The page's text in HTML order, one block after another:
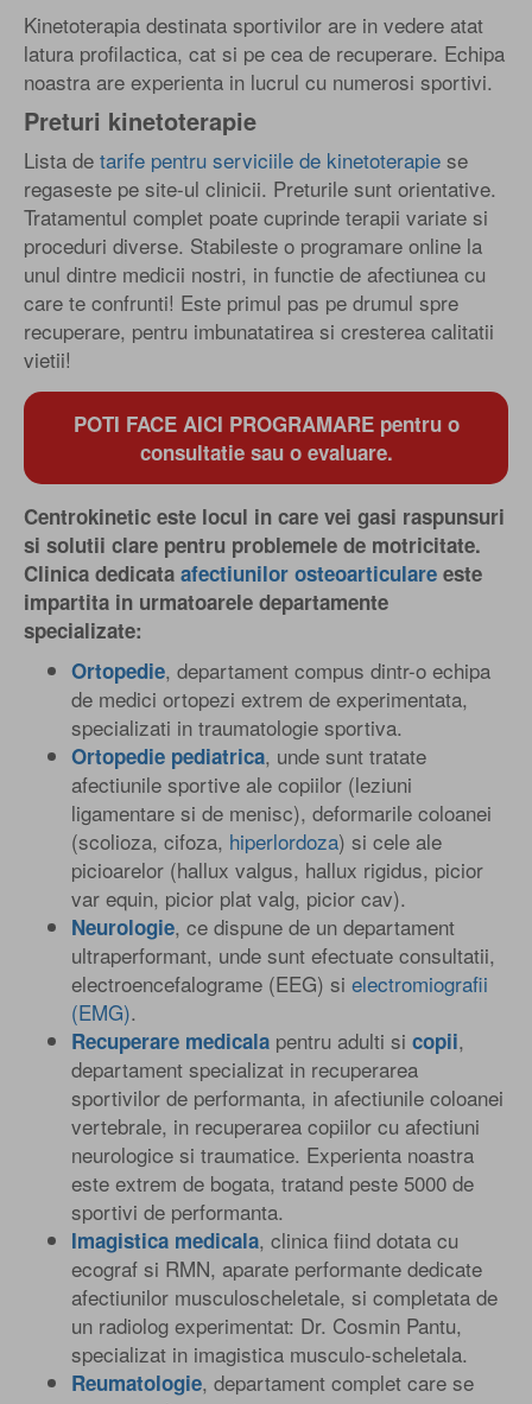
Kinetoterapia destinata sportivilor are in vedere atat
latura profilactica, cat si pe cea de recuperare. Echipa
noastra are experienta in lucrul cu numerosi sportivi.
Preturi kinetoterapie
Lista de tarife pentru serviciile de kinetoterapie se
regaseste pe site-ul clinicii. Preturile sunt orientative.
Tratamentul complet poate cuprinde terapii variate si
proceduri diverse. Stabileste o programare online la
unul dintre medicii nostri, in functie de afectiunea cu
care te confrunti! Este primul pas pe drumul spre
recuperare, pentru imbunatatirea si cresterea calitatii
vietii!
POTI FACE AICI PROGRAMARE pentru o
consultatie sau o evaluare.
Centrokinetic este locul in care vei gasi raspunsuri
si solutii clare pentru problemele de motricitate.
Clinica dedicata afectiunilor osteoarticulare este
impartita in urmatoarele departamente
specializate:
Ortopedie, departament compus dintr-o echipa
de medici ortopezi extrem de experimentata,
specializati in traumatologie sportiva.
Ortopedie pediatrica, unde sunt tratate
afectiunile sportive ale copiilor (leziuni
ligamentare si de menisc), deformarile coloanei
(scolioza, cifoza, hiperlordoza) si cele ale
picioarelor (hallux valgus, hallux rigidus, picior
var equin, picior plat valg, picior cav).
Neurologie, ce dispune de un departament
ultraperformant, unde sunt efectuate consultatii,
electroencefalograme (EEG) si electromiografii
(EMG).
Recuperare medicala pentru adulti si copii,
departament specializat in recuperarea
sportivilor de performanta, in afectiunile coloanei
vertebrale, in recuperarea copiilor cu afectiuni
neurologice si traumatice. Experienta noastra
este extrem de bogata, tratand peste 5000 de
sportivi de performanta.
Imagistica medicala, clinica fiind dotata cu
ecograf si RMN, aparate performante dedicate
afectiunilor musculoscheletale, si completata de
un radiolog experimentat: Dr. Cosmin Pantu,
specializat in imagistica musculo-scheletala.
Reumatologie, departament complet care se